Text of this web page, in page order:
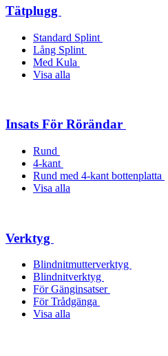
Tätplugg
Standard Splint
Lång Splint
Med Kula
Visa alla
Insats För Rörändar
Rund
4-kant
Rund med 4-kant bottenplatta
Visa alla
Verktyg
Blindnitmutterverktyg
Blindnitverktyg
För Gänginsatser
För Trådgänga
Visa alla